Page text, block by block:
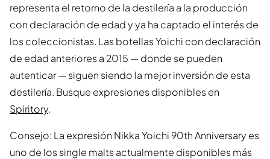
representa el retorno de la destilería a la producción
con declaración de edad y ya ha captado el interés de
los coleccionistas. Las botellas Yoichi con declaración
de edad anteriores a 2015 — donde se pueden
autenticar — siguen siendo la mejor inversión de esta
destilería. Busque expresiones disponibles en
Spiritory.
Consejo: La expresión Nikka Yoichi 90th Anniversary es
uno de los single malts actualmente disponibles más